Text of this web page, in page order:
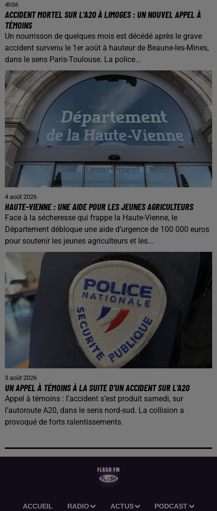
4h56
ACCIDENT MORTEL SUR L’A20 À LIMOGES : UN NOUVEL APPEL À
TÉMOINS
Un nourrisson de quelques mois est décédé après le grave
accident survenu le 1er août à hauteur de Beaune-les-Mines,
dans le sens Paris-Toulouse. La police...
4 août 2026
HAUTE-VIENNE : UNE AIDE POUR LES JEUNES AGRICULTEURS
Face à la sécheresse qui frappe la Haute-Vienne, le
Département débloque une aide d’urgence de 100 000 euros
pour soutenir les jeunes agriculteurs et les...
3 août 2026
UN APPEL À TÉMOINS À LA SUITE D’UN ACCIDENT SUR L’A20
Appel à témoins : l’accident s’est produit samedi, sur
l’autoroute A20, dans le sens nord-sud. La collision a
provoqué de forts ralentissements.
ACCUEIL RADIO ACTUS PODCAST